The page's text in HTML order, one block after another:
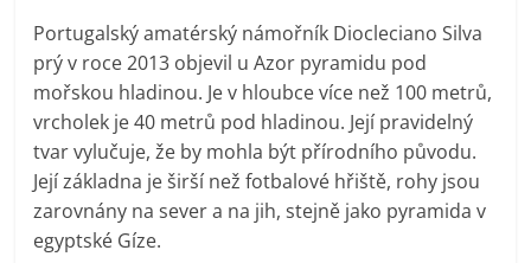
Portugalský amatérský námořník Diocleciano Silva
prý v roce 2013 objevil u Azor pyramidu pod
mořskou hladinou. Je v hloubce více než 100 metrů,
vrcholek je 40 metrů pod hladinou. Její pravidelný
tvar vylučuje, že by mohla být přírodního původu.
Její základna je širší než fotbalové hřiště, rohy jsou
zarovnány na sever a na jih, stejně jako pyramida v
egyptské Gíze.